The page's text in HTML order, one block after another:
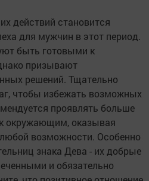
действий становится
для мужчин в этот период.
быть готовыми к
призывают
решений. Тщательно
чтобы избежать возможных
проявлять больше
окружающим, оказывая
возможности. Особенно
знака Дева - их добрые
и обязательно